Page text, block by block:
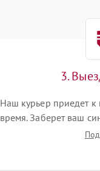
3.
Наш курьер приедет к
время. Заберет ваш
склад для